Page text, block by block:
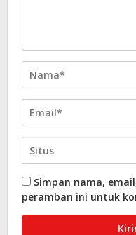
Simpan nama,
peramban ini untuk